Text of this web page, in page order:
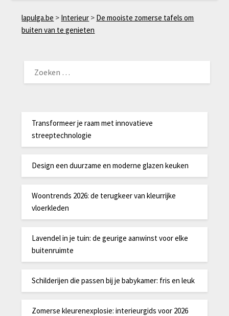
lapulga.be > Interieur > De mooiste zomerse tafels om
buiten van te genieten
NAAR:
Transformeer je raam met innovatieve
streeptechnologie
Design een duurzame en moderne glazen keuken
Woontrends 2026: de terugkeer van kleurrijke
vloerkleden
Lavendel in je tuin: de geurige aanwinst voor elke
buitenruimte
Schilderijen die passen bij je babykamer: fris en leuk
Zomerse kleurenexplosie: interieurgids voor 2026